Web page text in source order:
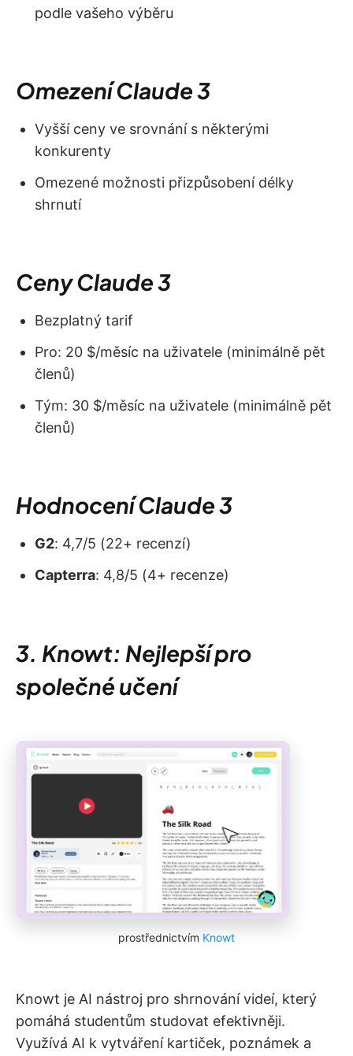
podle vašeho výběru
Omezení Claude 3
Vyšší ceny ve srovnání s některými
konkurenty
Omezené možnosti přizpůsobení délky
shrnutí
Ceny Claude 3
Bezplatný tarif
Pro: 20 $/měsíc na uživatele (minimálně pět
členů)
Tým: 30 $/měsíc na uživatele (minimálně pět
členů)
Hodnocení Claude 3
G2: 4,7/5 (22+ recenzí)
Capterra: 4,8/5 (4+ recenze)
3. Knowt: Nejlepší pro
společné učení
prostřednictvím Knowt
Knowt je AI nástroj pro shrnování videí, který
pomáhá studentům studovat efektivněji.
Využívá AI k vytváření kartiček, poznámek a